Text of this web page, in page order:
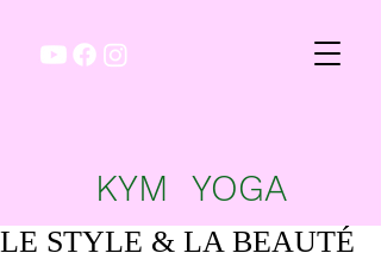
KYM YOGA
LE STYLE & LA BEAUTÉ